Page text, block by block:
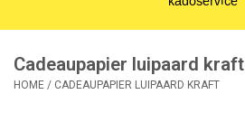
SALE
Cadeauservice
Cadeaupapier luipaard kraft
HOME / CADEAUPAPIER LUIPAARD KRAFT